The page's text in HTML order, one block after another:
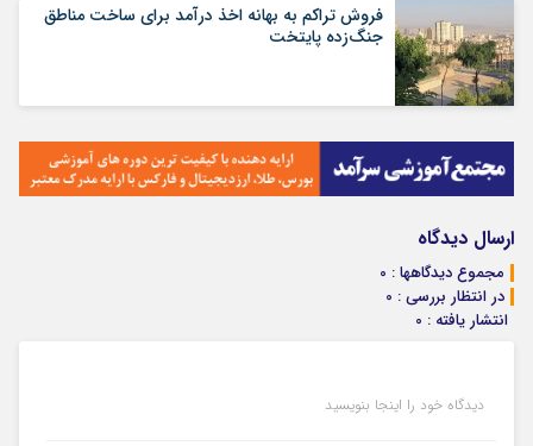
فروش تراکم به بهانه اخذ درآمد برای ساخت مناطق
جنگ‌زده پایتخت
ارسال دیدگاه
مجموع دیدگاهها : 0
در انتظار بررسی : 0
انتشار یافته : 0
دیدگاه خود را اینجا بنویسید